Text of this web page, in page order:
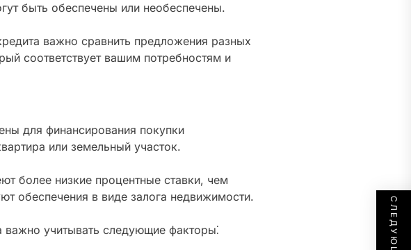
быть обеспечены или необеспечены.
важно сравнить предложения разных
соответствует вашим потребностям и
для финансирования покупки
или земельный участок.
более низкие процентные ставки, чем
обеспечения в виде залога недвижимости.
учитывать следующие факторы⁚